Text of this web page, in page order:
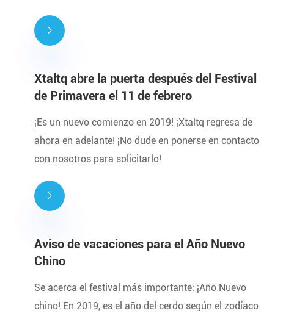

Xtaltq abre la puerta después del Festival
de Primavera el 11 de febrero
¡Es un nuevo comienzo en 2019! ¡Xtaltq regresa de
ahora en adelante! ¡No dude en ponerse en contacto
con nosotros para solicitarlo!

Aviso de vacaciones para el Año Nuevo
Chino
Se acerca el festival más importante: ¡Año Nuevo
chino! En 2019, es el año del cerdo según el zodíaco